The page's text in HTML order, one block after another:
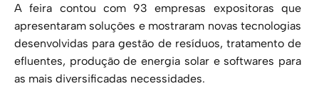
A feira contou com 93 empresas expositoras que
apresentaram soluções e mostraram novas tecnologias
desenvolvidas para gestão de resíduos, tratamento de
efluentes, produção de energia solar e softwares para
as mais diversificadas necessidades.